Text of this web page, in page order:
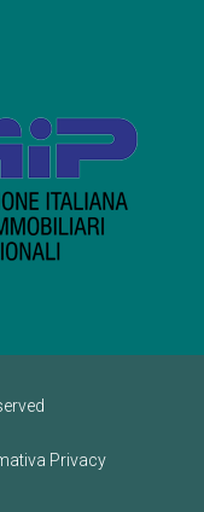
Privacy